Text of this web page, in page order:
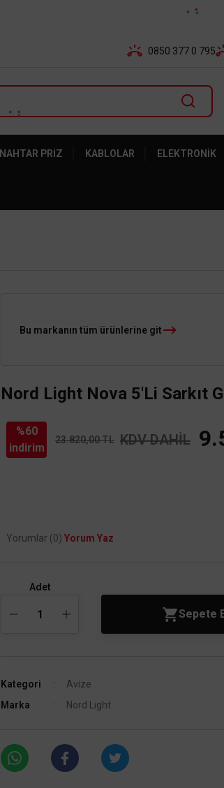
Vade Farksız 3-5 Taksit Fırsatı
0850 377 0 795
PRIZ KABLOLAR ELEKTRONIK
Bu markanın tüm ürünlerine git
Nord Light Nova 5'Li Sarkıt
%60
indirim
23.820,00 TL KDV DAHİL
Yorumlar (0) Yorum Yaz
Adet
Sepete
Kategori
Avize
Marka
Nord Light